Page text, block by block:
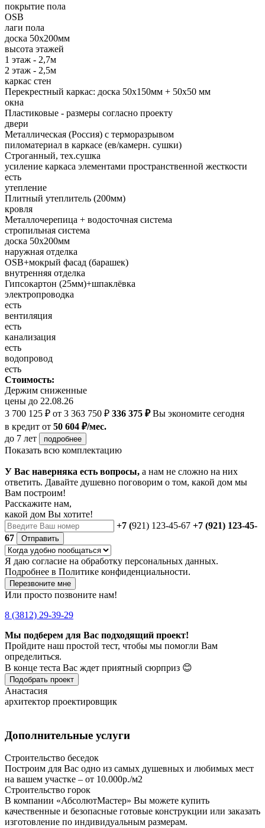
покрытие пола
OSB
лаги пола
доска 50х200мм
высота этажей
1 этаж - 2,7м
2 этаж - 2,5м
каркас стен
Перекрестный каркас: доска 50х150мм + 50х50 мм
окна
Пластиковые - размеры согласно проекту
двери
Металлическая (Россия) с терморазрывом
пиломатериал в каркасе (ев/камерн. сушки)
Строганный, тех.сушка
усиление каркаса элементами пространственной жесткости
есть
утепление
Плитный утеплитель (200мм)
кровля
Металлочерепица + водосточная система
стропильная система
доска 50х200мм
наружная отделка
OSB+мокрый фасад (барашек)
внутренняя отделка
Гипсокартон (25мм)+шпаклёвка
электропроводка
есть
вентиляция
есть
канализация
есть
водопровод
есть
Стоимость:
Держим сниженные
цены до 22.08.26
3 700 125 ₽ от 3 363 750 ₽ 336 375 ₽Вы экономите сегодня
в кредит от 50 604 ₽/мес.
до 7 лет
подробнее
Показать всю комплектацию
У Вас наверняка есть вопросы, а нам не сложно на них
ответить. Давайте душевно поговорим о том, какой дом мы
Вам построим!
Расскажите нам,
какой дом Вы хотите!
+7 (921) 123-45-67 +7 (921) 123-45-
67
Отправить
Я даю согласие на обработку персональных данных.
Подробнее в Политике конфиденциальности.
Перезвоните мне
Или просто позвоните нам!
8 (3812) 29-39-29
Мы подберем для Вас подходящий проект!
Пройдите наш простой тест, чтобы мы помогли Вам
определиться.
В конце теста Вас ждет приятный сюрприз 😊
Подобрать проект
Анастасия
архитектор проектировщик
Дополнительные услуги
Строительство беседок
Построим для Вас одно из самых душевных и любимых мест
на вашем участке – от 10.000р./м2
Строительство горок
В компании «АбсолютМастер» Вы можете купить
качественные и безопасные готовые конструкции или заказать
изготовление по индивидуальным размерам.